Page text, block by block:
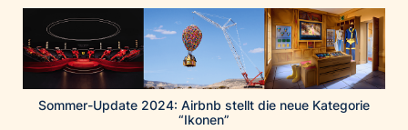
Expo 2025 Osaka
Financial Times
GE HealthCare
Home of Work
Huawei Consumer Business Group
Sommer-Update 2024: Airbnb stellt die neue Kategorie
“Ikonen”